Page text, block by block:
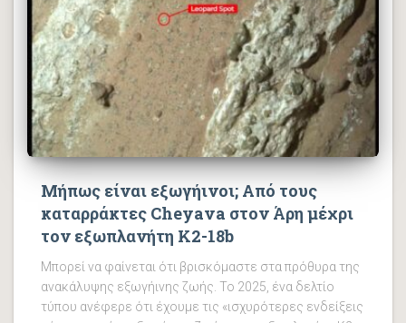
Μήπως είναι εξωγήινοι; Από τους
καταρράκτες Cheyava στον Άρη μέχρι
τον εξωπλανήτη K2-18b
Μπορεί να φαίνεται ότι βρισκόμαστε στα πρόθυρα της
ανακάλυψης εξωγήινης ζωής. Το 2025, ένα δελτίο
τύπου ανέφερε ότι έχουμε τις «ισχυρότερες ενδείξεις